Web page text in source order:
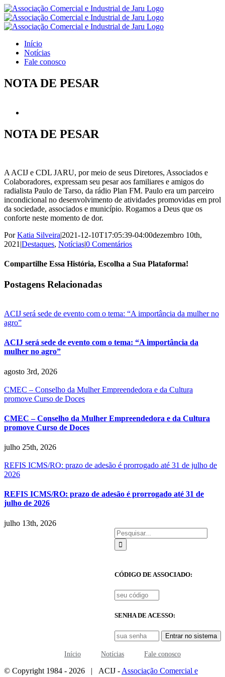
Ir
para
o
Início
Notícias
Fale conosco
NOTA DE PESAR
Image
NOTA DE PESAR
A ACIJ e CDL JARU, por meio de seus Diretores, Associados e
Colaboradores, expressam seu pesar aos familiares e amigos do
radialista Paulo de Tarso, da rádio Plan FM. Paulo era um parceiro
incondicional no desenvolvimento de atividades promovidas em prol
da sociedade, associados e município. Rogamos a Deus que os
conforte neste momento de dor.
PorKatia Silveira|2021-12-10T17:05:39-04:00dezembro 10th,
2021 |Destaques, Notícias|0 Comentários
Compartilhe Essa História, Escolha a Sua Plataforma!
Facebook
X
Reddit
LinkedIn
WhatsApp
Tumblr
Pinterest
Vk
E-
Postagens Relacionadas
ACIJ será sede de evento com o tema: “A importância da mulher no
agro”
ACIJ será sede de evento com o tema: “A importância da
mulher no agro”
agosto 3rd, 2026
CMEC – Conselho da Mulher Empreendedora e da Cultura
promove Curso de Doces
CMEC – Conselho da Mulher Empreendedora e da Cultura
promove Curso de Doces
julho 25th, 2026
REFIS ICMS/RO: prazo de adesão é prorrogado até 31 de julho de
2026
REFIS ICMS/RO: prazo de adesão é prorrogado até 31 de
julho de 2026
julho 13th, 2026
Buscar
resultados
para:
CÓDIGO DE ASSOCIADO:
SENHA DE ACESSO:
Entrar no sistema
Início Notícias Fale conosco
© Copyright 1984 - 2026 | ACIJ -Associação Comercial e